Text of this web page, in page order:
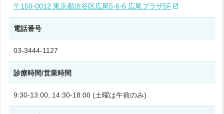
〒150-0012 東京都渋谷区広尾5-6-6 広尾プラザ5F
電話番号
03-3444-1127
診療時間/営業時間
9:30-13:00, 14:30-18:00 (土曜は午前のみ)